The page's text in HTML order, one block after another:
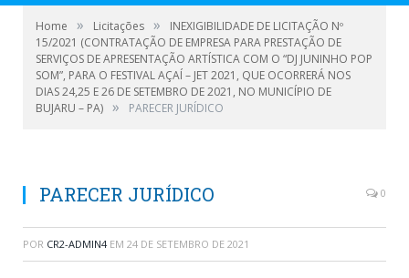
Home » Licitações »
INEXIGIBILIDADE DE LICITAÇÃO Nº
15/2021 (CONTRATAÇÃO DE EMPRESA PARA PRESTAÇÃO DE
SERVIÇOS DE APRESENTAÇÃO ARTÍSTICA COM O “DJ JUNINHO POP
SOM”, PARA O FESTIVAL AÇAÍ – JET 2021, QUE OCORRERÁ NOS
DIAS 24,25 E 26 DE SETEMBRO DE 2021, NO MUNICÍPIO DE
BUJARU – PA) » PARECER JURÍDICO
PARECER JURÍDICO 0
POR CR2-ADMIN4 EM 24 DE SETEMBRO DE 2021